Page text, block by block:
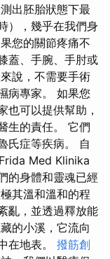
出胚胎狀態下最
），幾乎在我們身
您的關節疼痛不
蓋、手腕、手肘或
說，不需要手術
病專家。 如果您
也可以提供幫助，
生的責任。 它們
氏症等疾病。 自
Med Klinika
的身體和靈魂已經
其溫和溫和的程
亂，並透過釋放能
的小溪，它流向
在地表。 撥筋創